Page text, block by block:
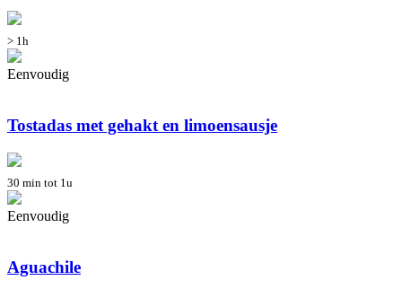
> 1h
Eenvoudig
Tostadas met gehakt en limoensausje
30 min tot 1u
Eenvoudig
Aguachile